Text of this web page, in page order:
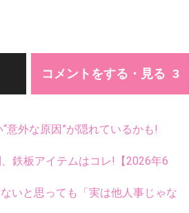
コメントをする・見る
外な原因”が隠れているかも!
鉄板アイテムはコレ!【2026年6
いと思っても「実は他人事じゃな